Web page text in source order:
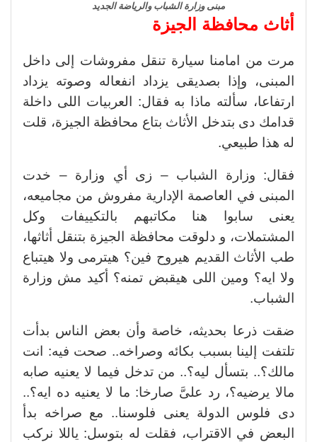
مبنى وزارة الشباب والرياضة الجديد
أثاث محافظة الجيزة
مرت من امامنا سيارة تنقل مفروشات إلى داخل
المبنى، وإذا بصديقى يزداد انفعاله وصوته يزداد
ارتفاعا، سألته ماذا به فقال: العربيات اللى داخلة
قدامك دى بتدخل الأثاث بتاع محافظة الجيزة، قلت
له هذا طبيعي.
فقال: وزارة الشباب – زى أي وزارة – خدت
المبنى في العاصمة الإدارية مفروش من مجاميعه،
يعنى سابوا هنا مكاتبهم بالتكييفات وكل
المشتملات، و دلوقت محافظة الجيزة بتنقل أثاثها،
طب الأثاث القديم هيروح فين؟ هيترمى ولا هيتباع
ولا ايه؟ ومين اللى هيقبض تمنه؟ أكيد مش وزارة
الشباب.
ضقت ذرعا بحديثه، خاصة وأن بعض الناس بدأت
تلتفت إلينا بسبب بكائه وصراخه.. صحت فيه: انت
مالك؟.. بتسأل ليه؟.. من تدخل فيما لا يعنيه صابه
مالا يرضيه؟، رد علىَّ صارخا: ما لا يعنيه ده ايه؟..
دى فلوس الدولة يعنى فلوسنا.. مع صراخه بدأ
البعض في الاقتراب، فقلت له بتوسل: ياللا نركب